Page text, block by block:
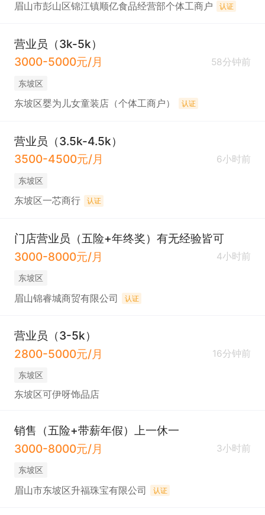
眉山市彭山区锦江镇顺亿食品经营部个体工商户 认证
营业员（3k-5k）
3000-5000元/月
58分钟前
东坡区
东坡区婴为儿女童装店（个体工商户） 认证
营业员（3.5k-4.5k）
3500-4500元/月
6小时前
东坡区
东坡区一芯商行 认证
门店营业员（五险+年终奖）有无经验皆可
3000-8000元/月
4小时前
东坡区
眉山锦睿城商贸有限公司 认证
营业员（3-5k）
2800-5000元/月
16分钟前
东坡区
东坡区可伊呀饰品店
销售（五险+带薪年假）上一休一
3000-8000元/月
3小时前
东坡区
眉山市东坡区升福珠宝有限公司 认证